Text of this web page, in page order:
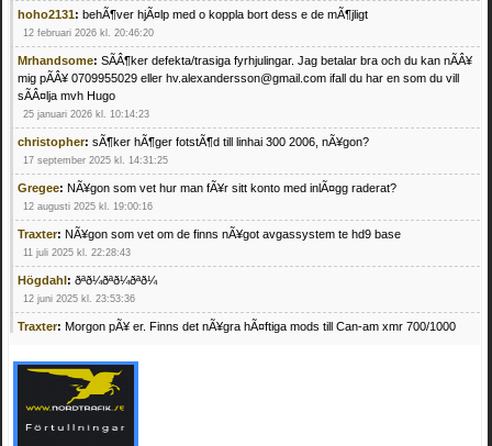
hoho2131: behÃ¶ver hjÃ¤lp med o koppla bort dess e de mÃ¶jligt
12 februari 2026 kl. 20:46:20
Mrhandsome: SÃÂ¶ker defekta/trasiga fyrhjulingar. Jag betalar bra och du kan nÃÂ¥
mig pÃÂ¥ 0709955029 eller hv.alexandersson@gmail.com ifall du har en som du vill
sÃÂ¤lja mvh Hugo
25 januari 2026 kl. 10:14:23
christopher: sÃ¶ker hÃ¶ger fotstÃ¶d till linhai 300 2006, nÃ¥gon?
17 september 2025 kl. 14:31:25
Gregee: NÃ¥gon som vet hur man fÃ¥r sitt konto med inlÃ¤gg raderat?
12 augusti 2025 kl. 19:00:16
Traxter: NÃ¥gon som vet om de finns nÃ¥got avgassystem te hd9 base
11 juli 2025 kl. 22:28:43
Högdahl: ðªð¼ðªð¼ðªð¼
12 juni 2025 kl. 23:53:36
Traxter: Morgon pÃ¥ er. Finns det nÃ¥gra hÃ¤ftiga mods till Can-am xmr 700/1000
Mrhandsome:SÃ¶ker defekta/trasiga fyrhjulingar. Jag betalar bra och du kan nÃ¥ mig
pÃ¥ 0709955029 eller hv.alexandersson@gmail.com ifall du har en som du vill sÃ¤lja
mvh Hugo
21 februari 2025 kl. 09:25:52